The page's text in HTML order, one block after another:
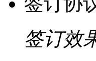
签订效